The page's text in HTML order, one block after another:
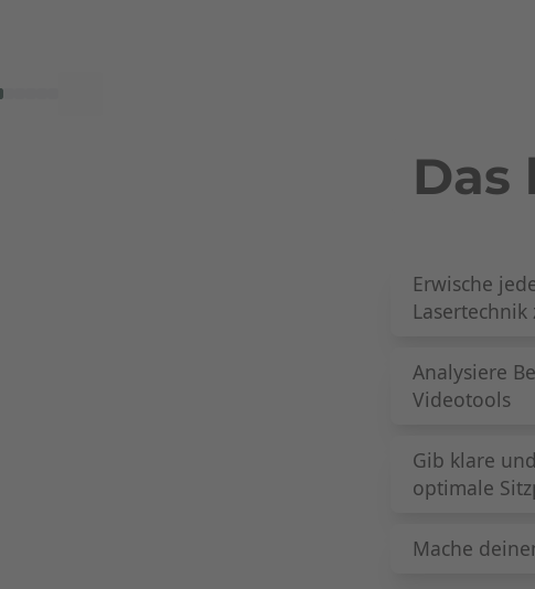
Das
Erwische
Analysiere
Videotools
Gib klare
optimale
Mache